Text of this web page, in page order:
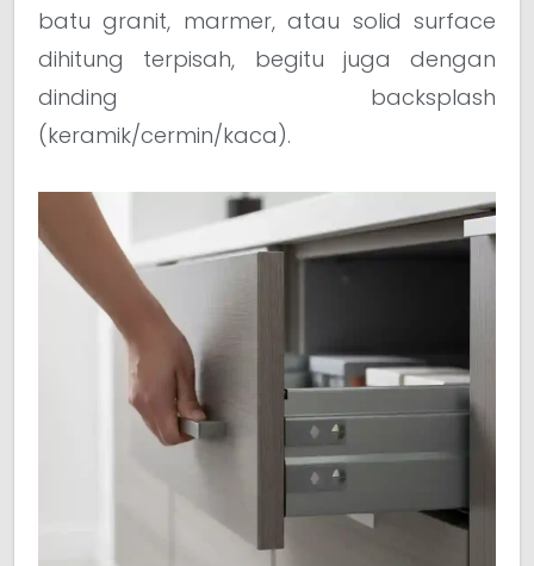
batu granit, marmer, atau solid surface
dihitung terpisah, begitu juga dengan
dinding backsplash
(keramik/cermin/kaca).